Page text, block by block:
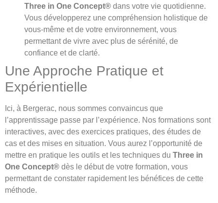
Three in One Concept® dans votre vie quotidienne.
Vous développerez une compréhension holistique de
vous-même et de votre environnement, vous
permettant de vivre avec plus de sérénité, de
confiance et de clarté.
Une Approche Pratique et
Expérientielle
Ici, à Bergerac, nous sommes convaincus que
l’apprentissage passe par l’expérience. Nos formations sont
interactives, avec des exercices pratiques, des études de
cas et des mises en situation. Vous aurez l’opportunité de
mettre en pratique les outils et les techniques du Three in
One Concept® dès le début de votre formation, vous
permettant de constater rapidement les bénéfices de cette
méthode.